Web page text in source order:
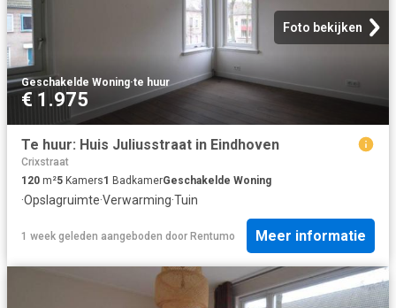
Foto bekijken
Geschakelde Woning·te huur
€ 1.975
Te huur: Huis Juliusstraat in Eindhoven
Crixstraat
120 m²5 Kamers1 BadkamerGeschakelde Woning
·Opslagruimte·Verwarming·Tuin
1 week geleden aangeboden door Rentumo Meer informatie